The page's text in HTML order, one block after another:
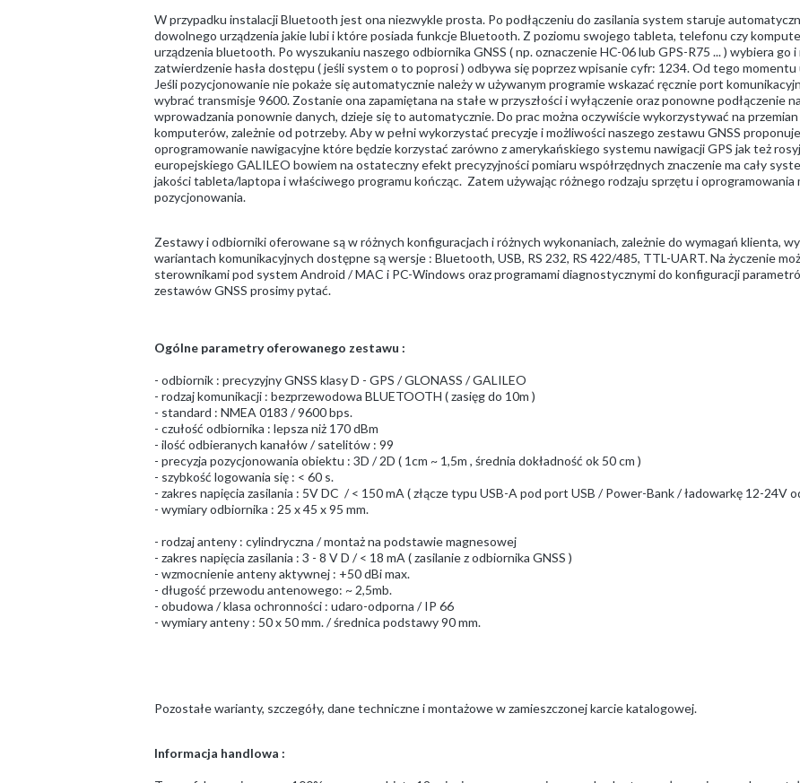
W przypadku instalacji Bluetooth jest ona niezwykle prosta. Po podłączeniu do zasilania system staruje
dowolnego urządzenia jakie lubi i które posiada funkcje Bluetooth. Z poziomu swojego tableta, telefonu czy
urządzenia bluetooth. Po wyszukaniu naszego odbiornika GNSS ( np. oznaczenie HC-06 lub GPS-R75 ... ) wybiera go
zatwierdzenie hasła dostępu ( jeśli system o to poprosi ) odbywa się poprzez wpisanie cyfr: 1234. Od tego
Jeśli pozycjonowanie nie pokaże się automatycznie należy w używanym programie wskazać ręcznie port
wybrać transmisje 9600. Zostanie ona zapamiętana na stałe w przyszłości i wyłączenie oraz ponowne podłączenie
wprowadzania ponownie danych, dzieje się to automatycznie. Do prac można oczywiście wykorzystywać na
komputerów, zależnie od potrzeby. Aby w pełni wykorzystać precyzje i możliwości naszego zestawu GNSS
oprogramowanie nawigacyjne które będzie korzystać zarówno z amerykańskiego systemu nawigacji GPS jak też
europejskiego GALILEO bowiem na ostateczny efekt precyzyjności pomiaru współrzędnych znaczenie ma cały
jakości tableta/laptopa i właściwego programu kończąc. Zatem używając różnego rodzaju sprzętu i oprogramowania
pozycjonowania.
Zestawy i odbiorniki oferowane są w różnych konfiguracjach i różnych wykonaniach, zależnie do wymagań klienta,
wariantach komunikacyjnych dostępne są wersje : Bluetooth, USB, RS 232, RS 422/485, TTL-UART. Na życzenie
sterownikami pod system Android / MAC i PC-Windows oraz programami diagnostycznymi do konfiguracji
zestawów GNSS prosimy pytać.
Ogólne parametry oferowanego zestawu :
- odbiornik : precyzyjny GNSS klasy D - GPS / GLONASS / GALILEO
- rodzaj komunikacji : bezprzewodowa BLUETOOTH ( zasięg do 10m )
- standard : NMEA 0183 / 9600 bps.
- czułość odbiornika : lepsza niż 170 dBm
- ilość odbieranych kanałów / satelitów : 99
- precyzja pozycjonowania obiektu : 3D / 2D ( 1cm ~ 1,5m , średnia dokładność ok 50 cm )
- szybkość logowania się : < 60 s.
- zakres napięcia zasilania : 5V DC / < 150 mA ( złącze typu USB-A pod port USB / Power-Bank / ładowarkę 12-24V
- wymiary odbiornika : 25 x 45 x 95 mm.
- rodzaj anteny : cylindryczna / montaż na podstawie magnesowej
- zakres napięcia zasilania : 3 - 8 V D / < 18 mA ( zasilanie z odbiornika GNSS )
- wzmocnienie anteny aktywnej : +50 dBi max.
- długość przewodu antenowego: ~ 2,5mb.
- obudowa / klasa ochronności : udaro-odporna / IP 66
- wymiary anteny : 50 x 50 mm. / średnica podstawy 90 mm.
Pozostałe warianty, szczegóły, dane techniczne i montażowe w zamieszczonej karcie katalogowej.
Informacja handlowa :